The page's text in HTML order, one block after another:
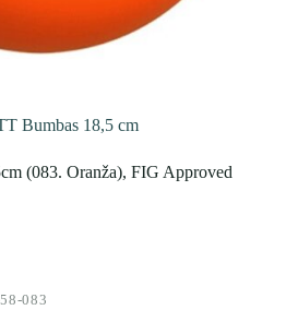
Bumbas 18,5 cm
(083. Oranža), FIG Approved
083